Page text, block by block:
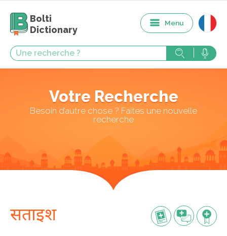
Bolti
Dictionary
Menu
Votre Recherche
Besoin d’autre chose ? Faites une nouvelle
recherche
सताइश